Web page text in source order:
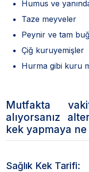
Humus ve
Taze meyveler
Peynir ve tam
Çiğ kuruyemişler
Hurma gibi kuru
Mutfakta
alıyorsanız
kek yapmaya
Sağlık Kek Tarifi: